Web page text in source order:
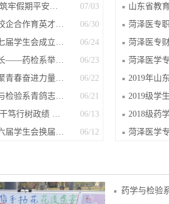
07/03
严守实验安全底线 筑牢假期平安屏障—药...
06/30
访企拓岗促就业，校企合作育英才——山...
06/24
药学与检验系第十七届学生会成立大会
06/23
匠心筑梦，赋能成长——药检系举办希莱...
06/22
赓续初心薪火，凝聚青春奋进力量——药...
06/21
端午志愿行｜药学与检验系青鸽志愿者服...
06/13
深学党纪守廉洁 实干笃行树政绩 ——药...
06/12
药学与检验系第十六届学生会换届选举大...
菏泽医专
2019级学
药学与检验